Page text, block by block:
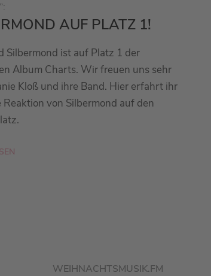
AUF PLATZ 1!
Silbermond ist auf Platz 1 der
Album Charts. Wir freuen uns sehr
Kloß und ihre Band. Hier erfahrt ihr
Reaktion von Silbermond auf den
WEIHNACHTSMUSIK.FM